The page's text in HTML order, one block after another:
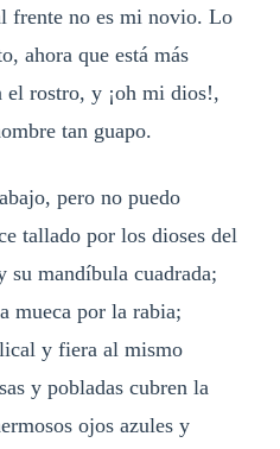
frente no es mi novio. Lo
ahora que está más
el rostro, y ¡oh mi dios!,
tan guapo.
pero no puedo
tallado por los dioses del
mandíbula cuadrada;
mueca por la rabia;
y fiera al mismo
y pobladas cubren la
ojos azules y